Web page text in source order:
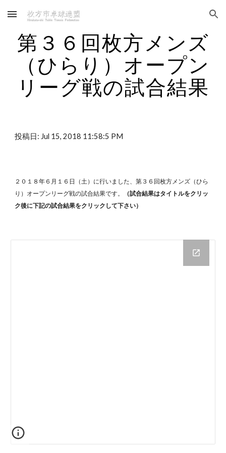
Skip to main content Skip to navigation
第３６回枚方メンズ
（ひらり）オープン
リーグ戦の試合結果
投稿日: Jul 15, 2018 11:58:5 PM
２０１８年６月１６日（土）に行いました、第３６回枚方メンズ（ひら
り）オープンリーグ戦の試合結果です。
（試合結果はタイトルをクリッ
ク後に下記の試合結果をクリックして下さい）